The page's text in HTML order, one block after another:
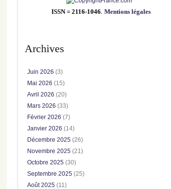
ISSN = 2116-1046. Mentions légales
Archives
Juin 2026 (3)
Mai 2026 (15)
Avril 2026 (20)
Mars 2026 (33)
Février 2026 (7)
Janvier 2026 (14)
Décembre 2025 (26)
Novembre 2025 (21)
Octobre 2025 (30)
Septembre 2025 (25)
Août 2025 (11)